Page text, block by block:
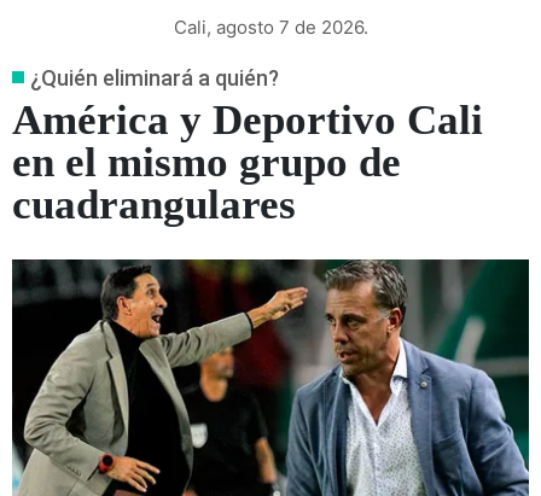
Cali, agosto 7 de 2026.
¿Quién eliminará a quién?
América y Deportivo Cali
en el mismo grupo de
cuadrangulares